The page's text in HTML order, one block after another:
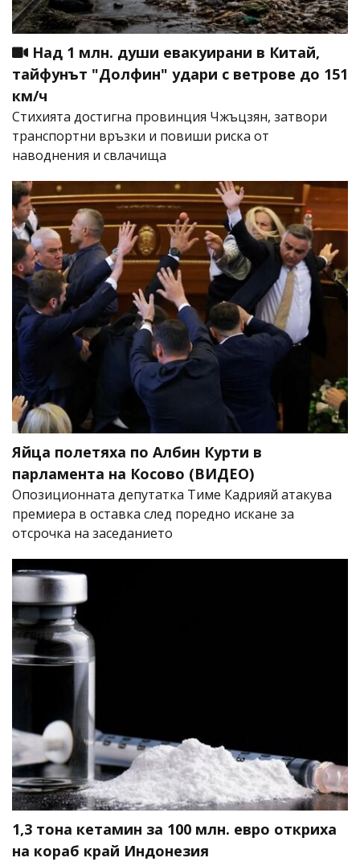
Над 1 млн. души евакуирани в Китай,
тайфунът "Долфин" удари с ветрове до 151
км/ч
Стихията достигна провинция Чжъцзян, затвори
транспортни връзки и повиши риска от
наводнения и свлачища
Яйца полетяха по Албин Курти в
парламента на Косово (ВИДЕО)
Опозиционната депутатка Тиме Кадрияй атакува
премиера в оставка след поредно искане за
отсрочка на заседанието
1,3 тона кетамин за 100 млн. евро откриха
на кораб край Индонезия